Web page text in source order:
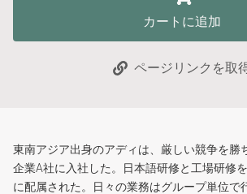
カートに追加
ページリンクを取
東南アジア出身のアディは、厳しい競争を勝
企業A社に入社した。日本語研修と工場研修
に配属された。日々の業務はグループ単位で